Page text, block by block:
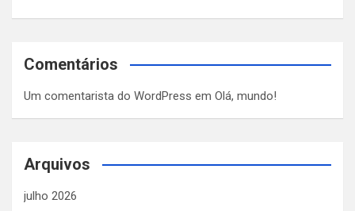
Comentários
Um comentarista do WordPress em Olá, mundo!
Arquivos
julho 2026